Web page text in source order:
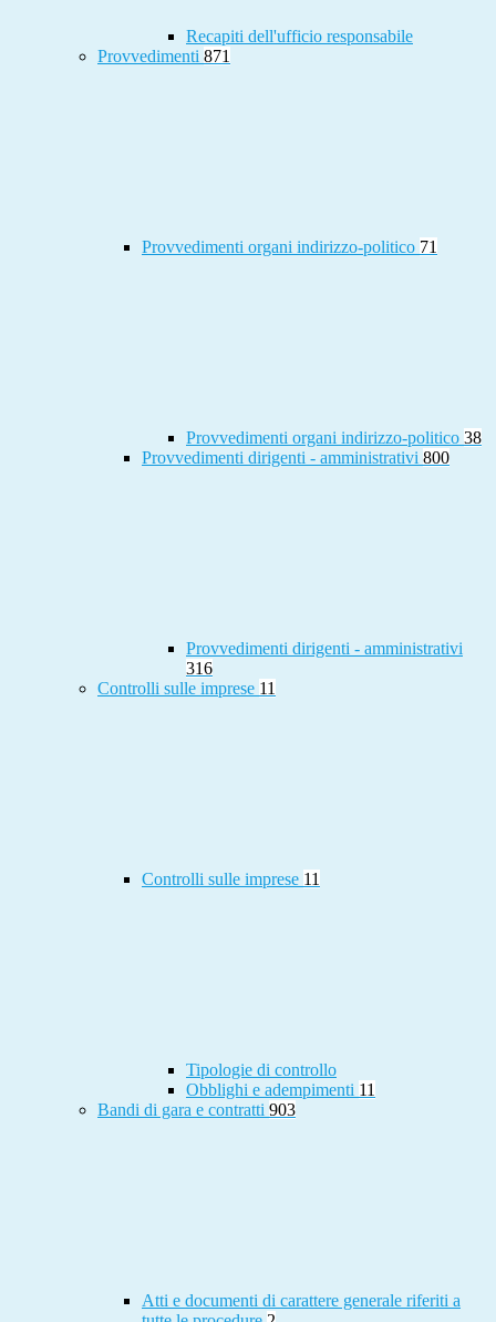
Recapiti dell'ufficio responsabile
Provvedimenti 871
Provvedimenti organi indirizzo-politico 71
Provvedimenti organi indirizzo-politico 38
Provvedimenti dirigenti - amministrativi 800
Provvedimenti dirigenti - amministrativi
316
Controlli sulle imprese 11
Controlli sulle imprese 11
Tipologie di controllo
Obblighi e adempimenti 11
Bandi di gara e contratti 903
Atti e documenti di carattere generale riferiti a